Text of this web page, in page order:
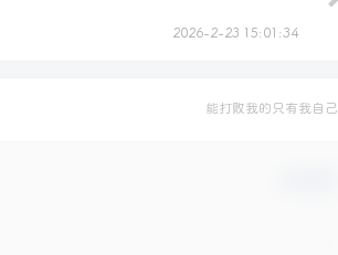
2026-2-23 15:01:34
能打败我的只有我自己